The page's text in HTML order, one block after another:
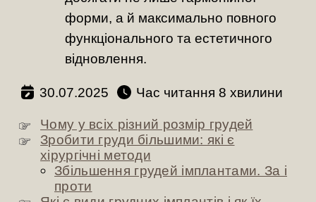
форми, а й максимально повного
функціонального та естетичного
відновлення.
30.07.2025 Час читання хвилини
Чому у всіх різний розмір грудей
Зробити груди більшими: які є
хірургічні методи
Збільшення грудей імплантами. За і
проти